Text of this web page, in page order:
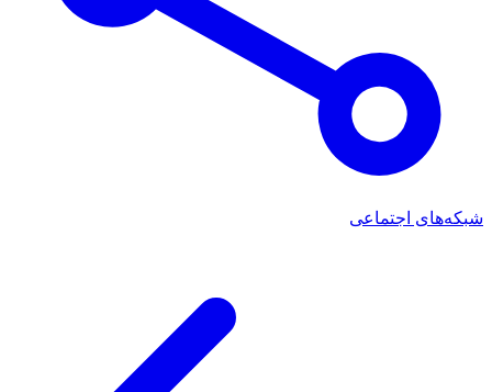
شبکه‌های اجتماعی